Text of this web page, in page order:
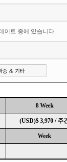
이트 중에 있습니다.
8 Week
(USD)$ 3,970 / 주
Week